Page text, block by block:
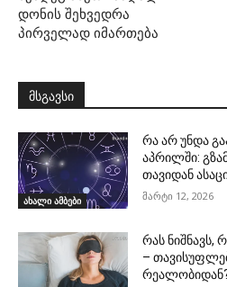
დონის შეხვედრა
პირველად იმართება
მსგავსი
ახალი ამბები
რა არ უნდა
აპრილში:
თავიდან
მარტი 12, 2026
რას ნიშნავს,
–